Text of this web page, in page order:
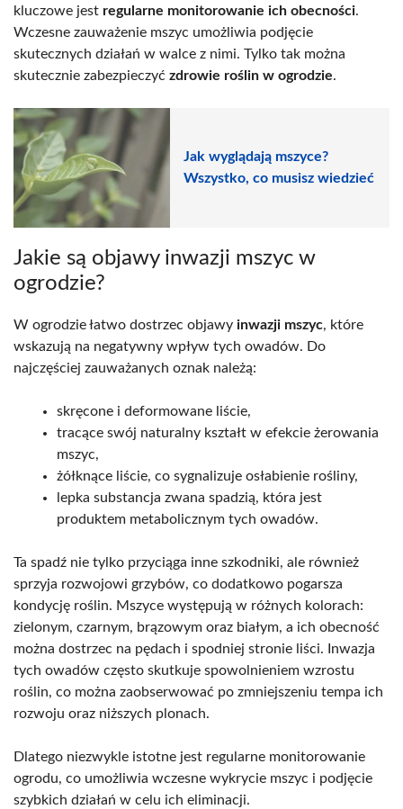
kluczowe jest regularne monitorowanie ich obecności.
Wczesne zauważenie mszyc umożliwia podjęcie
skutecznych działań w walce z nimi. Tylko tak można
skutecznie zabezpieczyć zdrowie roślin w ogrodzie.
Jak wyglądają mszyce?
Wszystko, co musisz wiedzieć
Jakie są objawy inwazji mszyc w
ogrodzie?
W ogrodzie łatwo dostrzec objawy inwazji mszyc, które
wskazują na negatywny wpływ tych owadów. Do
najczęściej zauważanych oznak należą:
skręcone i deformowane liście,
tracące swój naturalny kształt w efekcie żerowania
mszyc,
żółknące liście, co sygnalizuje osłabienie rośliny,
lepka substancja zwana spadzią, która jest
produktem metabolicznym tych owadów.
Ta spadź nie tylko przyciąga inne szkodniki, ale również
sprzyja rozwojowi grzybów, co dodatkowo pogarsza
kondycję roślin. Mszyce występują w różnych kolorach:
zielonym, czarnym, brązowym oraz białym, a ich obecność
można dostrzec na pędach i spodniej stronie liści. Inwazja
tych owadów często skutkuje spowolnieniem wzrostu
roślin, co można zaobserwować po zmniejszeniu tempa ich
rozwoju oraz niższych plonach.
Dlatego niezwykle istotne jest regularne monitorowanie
ogrodu, co umożliwia wczesne wykrycie mszyc i podjęcie
szybkich działań w celu ich eliminacji.